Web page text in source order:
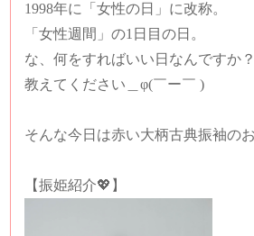
1998年に「女性の日」に改称。
「女性週間」の1日目の日。
な、何をすればいい日なんですか？
教えてください＿φ(￣ー￣ )
そんな今日は赤い大柄古典振袖の
【振姫紹介💖】